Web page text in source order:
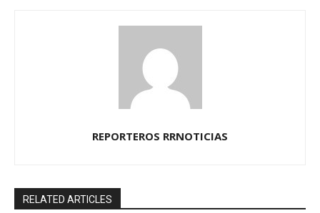
REPORTEROS RRNOTICIAS
RELATED ARTICLES